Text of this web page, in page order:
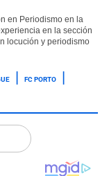
en Periodismo en la
en la sección
locución y periodismo
FC PORTO